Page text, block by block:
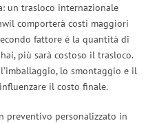
un trasloco internazionale
comporterà costi maggiori
fattore è la quantità di
più sarà costoso il trasloco.
lo smontaggio e il
il costo finale.
preventivo personalizzato in